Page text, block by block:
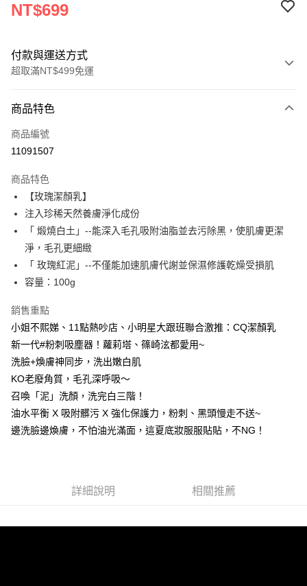
NT$699
付款與運送方式
超取滿NT$499免運
信用卡一次付款
超商取貨付款
Apple Pay
街口支付
悠遊付
ATM付款
全家取貨付款
每筆NT$85，滿NT$499(含以上)免運費
付款後全家取貨
7-11取貨付款
每筆NT$85，滿NT$499(含以上)免運費
商品特色
商品編號
11091507
商品特色
【玫瑰潔顏乳】
注入珍稀天然養膚淨化成份
「 煅燒白土」--能深入毛孔吸附油脂並去污除黑，使肌膚更潔
淨，毛孔更細緻
「 玫瑰紅泥」--不僅能加速肌膚代謝並保濕修護乾燥受損肌
容量：100g
銷售重點
小姐不熙娣、11點熱吵店、小明星大跟班聯合激推：CQ潔顏乳
新一代#粉刺吸塵器！蘿莉塔、篠崎泫都愛用~
洗臉+煥膚神同步，洗出嫩白肌
KO老廢角質，毛孔深呼吸～
召喚「泥」洗顏，洗完白三階！
油水平衡 X 吸附髒污 X 強化保護力，粉刺、黑頭慢走不送~
邊洗臉邊煥膚，不怕油光滿面，這夏底妝服服貼貼，不NG！
詳細說明 相關推薦